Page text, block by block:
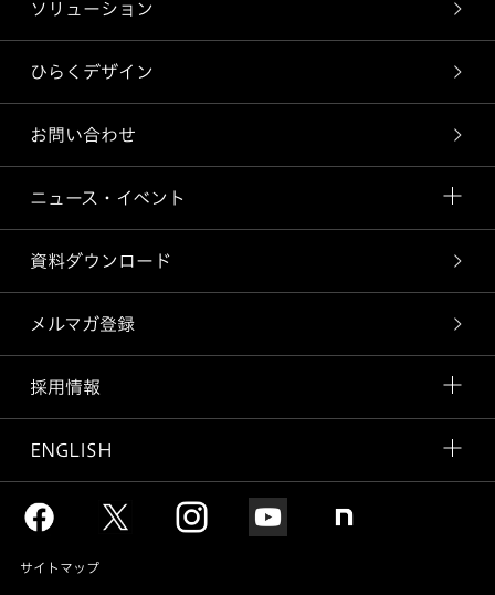
ソリューション
ひらくデザイン
お問い合わせ
ニュース・イベント
資料ダウンロード
メルマガ登録
採用情報
ENGLISH
サイトマップ